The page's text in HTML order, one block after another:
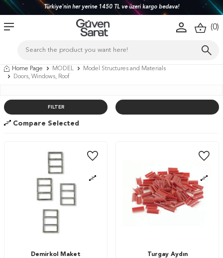
Türkiye'nin her yerine 1450 TL ve üzeri kargo bedava!
(0)
Home Page MODEL
Model Structures and Materials
Doors, Windows, Roof
FILTER
Compare Selected
Demirkol Maket
Turgay Aydın